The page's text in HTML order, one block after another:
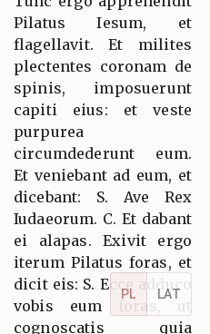
Pilatus Iesum, et
flagellavit. Et milites
plectentes coronam de
spinis, imposuerunt
capiti eius: et veste
purpurea
circumdederunt eum.
Et veniebant ad eum, et
dicebant: S. Ave Rex
Iudaeorum. C. Et dabant
ei alapas. Exivit ergo
iterum Pilatus foras, et
dicit eis: S. Ecce adduco
vobis eum foras, ut
cognoscatis quia
PL LAT